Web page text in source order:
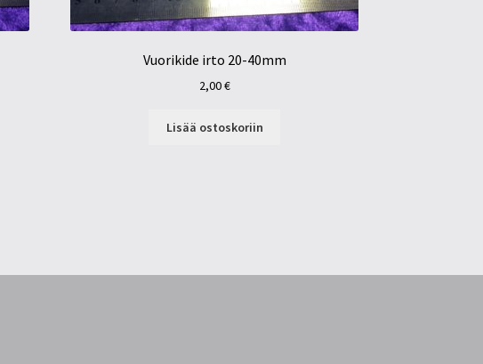
Vuorikide irto 20-40mm
2,00€
Lisää ostoskoriin